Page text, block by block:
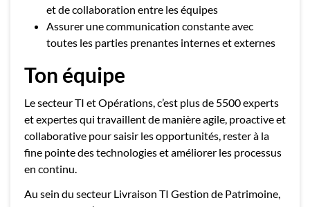
et de collaboration entre les équipes
Assurer une communication constante avec
toutes les parties prenantes internes et externes
Ton équipe
Le secteur TI et Opérations, c’est plus de 5500 experts
et expertes qui travaillent de manière agile, proactive et
collaborative pour saisir les opportunités, rester à la
fine pointe des technologies et améliorer les processus
en continu.
Au sein du secteur Livraison TI Gestion de Patrimoine,